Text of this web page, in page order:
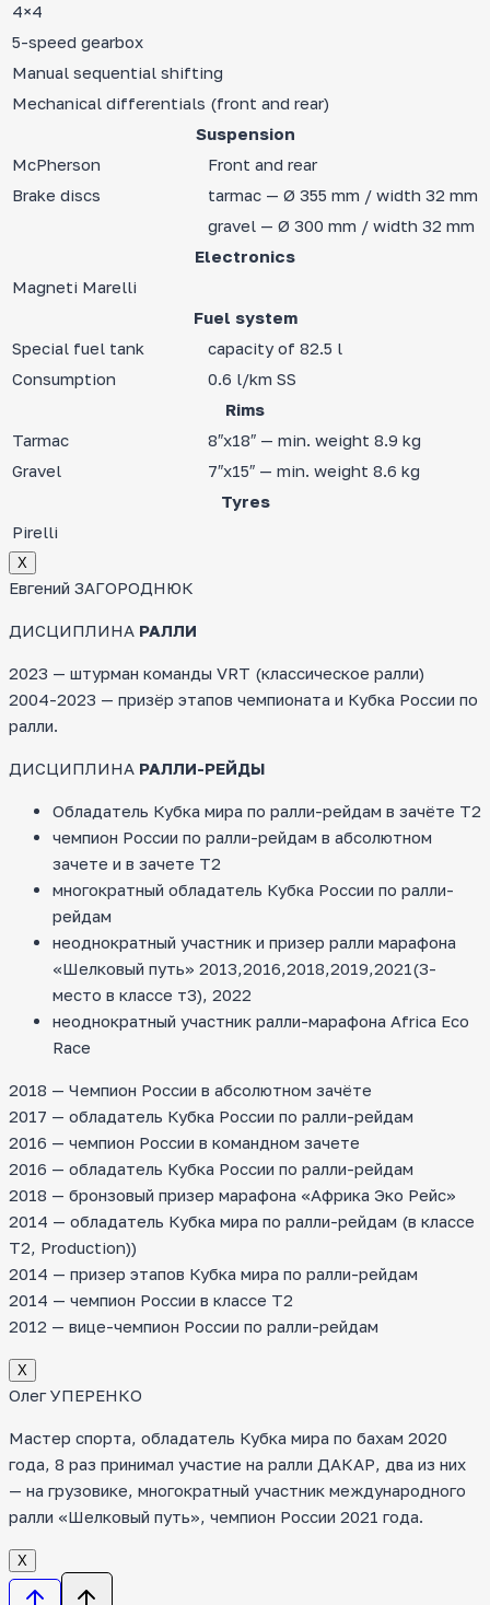
4×4
5-speed gearbox
Manual sequential shifting
Mechanical differentials (front and rear)
Suspension
McPherson
Front and rear
Brake discs
tarmac — Ø 355 mm / width 32 mm
gravel — Ø 300 mm / width 32 mm
Electronics
Magneti Marelli
Fuel system
Special fuel tank
capacity of 82.5 l
Consumption
0.6 l/km SS
Rims
Tarmac
8″x18″ — min. weight 8.9 kg
Gravel
7″x15″ — min. weight 8.6 kg
Tyres
Pirelli
Х
Евгений ЗАГОРОДНЮК
ДИСЦИПЛИНА РАЛЛИ
2023 — штурман команды VRT (классическое ралли)
2004-2023 — призёр этапов чемпионата и Кубка России по
ралли.
ДИСЦИПЛИНА РАЛЛИ-РЕЙДЫ
Обладатель Кубка мира по ралли-рейдам в зачёте Т2
чемпион России по ралли-рейдам в абсолютном
зачете и в зачете Т2
многократный обладатель Кубка России по ралли-
рейдам
неоднократный участник и призер ралли марафона
«Шелковый путь» 2013,2016,2018,2019,2021(3-
место в классе т3), 2022
неоднократный участник ралли-марафона Africa Eco
Race
2018 — Чемпион России в абсолютном зачёте
2017 — обладатель Кубка России по ралли-рейдам
2016 — чемпион России в командном зачете
2016 — обладатель Кубка России по ралли-рейдам
2018 — бронзовый призер марафона «Африка Эко Рейс»
2014 — обладатель Кубка мира по ралли-рейдам (в классе
T2, Production))
2014 — призер этапов Кубка мира по ралли-рейдам
2014 — чемпион России в классе Т2
2012 — вице-чемпион России по ралли-рейдам
Х
Олег УПЕРЕНКО
Мастер спорта, обладатель Кубка мира по бахам 2020
года, 8 раз принимал участие на ралли ДАКАР, два из них
— на грузовике, многократный участник международного
ралли «Шелковый путь», чемпион России 2021 года.
Х